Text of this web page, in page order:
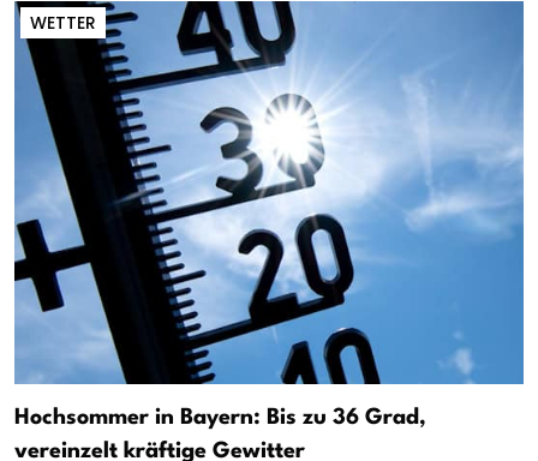
WETTER
Hochsommer in Bayern: Bis zu 36 Grad,
vereinzelt kräftige Gewitter